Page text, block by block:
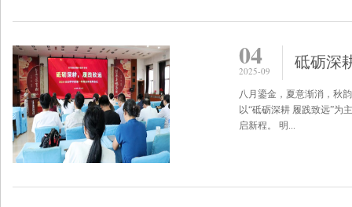
04
2025-09
八月鎏金，夏意渐消，秋
以“砥砺深耕 履践致远”为
启新程。 明...